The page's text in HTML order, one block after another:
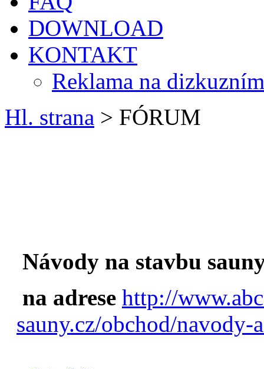
DOWNLOAD
KONTAKT
Reklama na
Hl. strana > FÓRUM
Návody na stavbu
na adrese http://
sauny.cz/obchod/